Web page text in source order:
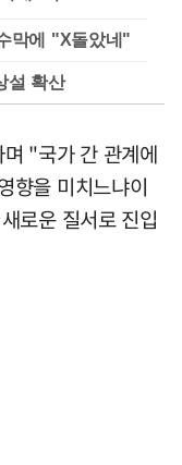
막에 "X돌았네"
설 확산
"국가 간 관계에
향을 미치느냐이
로운 질서로 진입